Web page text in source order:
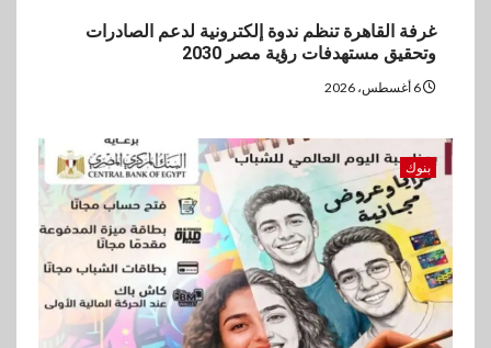
غرفة القاهرة تنظم ندوة إلكترونية لدعم الصادرات
وتحقيق مستهدفات رؤية مصر 2030
بنوك